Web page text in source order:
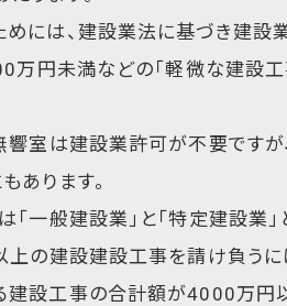
には、建設業法に基づき建設
万円未満などの「軽微な建設
室は建設業許可が不要です
あります。
「一般建設業」と「特定建設業」
の建設建設工事を請け負うに
設工事の合計額が4000万円